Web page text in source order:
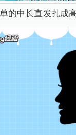
的中长直发扎成